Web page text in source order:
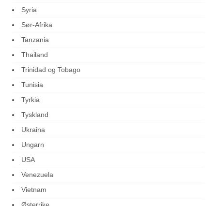
Syria
Sør-Afrika
Tanzania
Thailand
Trinidad og Tobago
Tunisia
Tyrkia
Tyskland
Ukraina
Ungarn
USA
Venezuela
Vietnam
Østerrike